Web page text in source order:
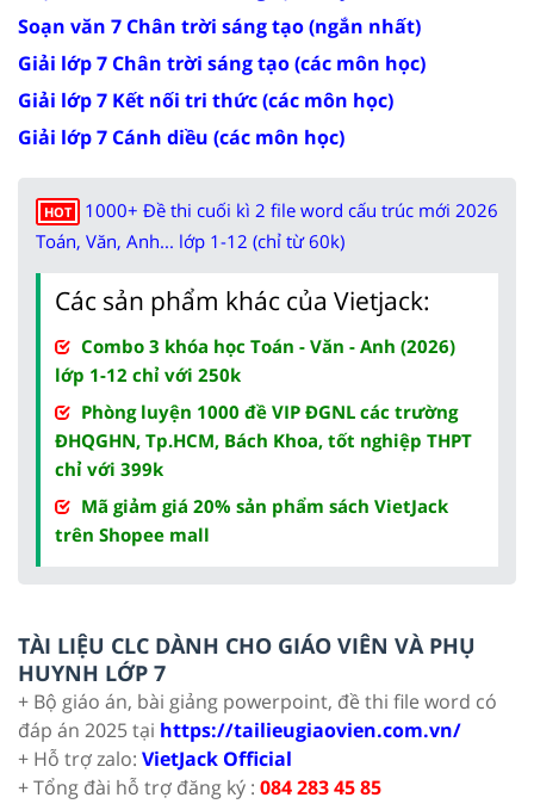
Soạn văn 7 Chân trời sáng tạo (ngắn nhất)
Giải lớp 7 Chân trời sáng tạo (các môn học)
Giải lớp 7 Kết nối tri thức (các môn học)
Giải lớp 7 Cánh diều (các môn học)
HOT
1000+ Đề thi cuối kì 2 file word cấu trúc mới 2026
Toán, Văn, Anh... lớp 1-12 (chỉ từ 60k)
Các sản phẩm khác của Vietjack:
Combo 3 khóa học Toán - Văn - Anh (2026)
lớp 1-12 chỉ với 250k
Phòng luyện 1000 đề VIP ĐGNL các trường
ĐHQGHN, Tp.HCM, Bách Khoa, tốt nghiệp THPT
chỉ với 399k
Mã giảm giá 20% sản phẩm sách VietJack
trên Shopee mall
TÀI LIỆU CLC DÀNH CHO GIÁO VIÊN VÀ PHỤ
HUYNH LỚP 7
+ Bộ giáo án, bài giảng powerpoint, đề thi file word có
đáp án 2025 tại https://tailieugiaovien.com.vn/
+ Hỗ trợ zalo: VietJack Official
+ Tổng đài hỗ trợ đăng ký : 084 283 45 85